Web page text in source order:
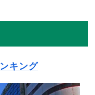
キング